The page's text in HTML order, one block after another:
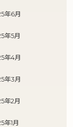
年6月
年5月
年4月
年3月
年2月
年1月